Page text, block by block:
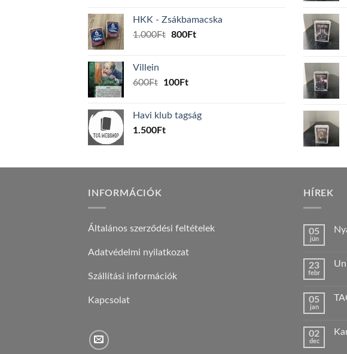
160Ft.150Ft.
HKK - Zsákbamacska
1.000Ft Original
800FtCurrent
Villein
600Ft
Original
600Ft.
100FtCurrent
100Ft.
Havi klub tagság
1.500Ft
INFORMÁCIÓK
Általános szerződési feltételek
Adatvédelmi nyilatkozat
Szállítási információk
Kapcsolat
HÍREK
05
jún
23
febr
05
jan
02
dec